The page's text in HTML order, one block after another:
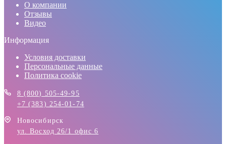
О компании
Отзывы
Видео
Информация
Условия доставки
Персональные данные
Политика cookie
8 (800) 505-49-95
+7 (383) 254-01-74
Новосибирск
ул. Восход 26/1 офис 6